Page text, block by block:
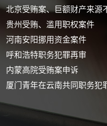
贵州受贿、滥用职权案件
河南安阳挪用资金案件
呼和浩特职务犯罪再审
内蒙高院受贿案申诉
厦门青年在云南共同职务犯罪
汕尾挪用公款案最高院申诉
江苏镇江受贿罪案件